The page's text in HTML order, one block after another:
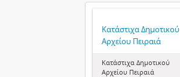
Κατάστιχα Δημοτικού
Αρχείου Πειραιά
Κατάστιχα Δημοτικού
Αρχείου Πειραιά